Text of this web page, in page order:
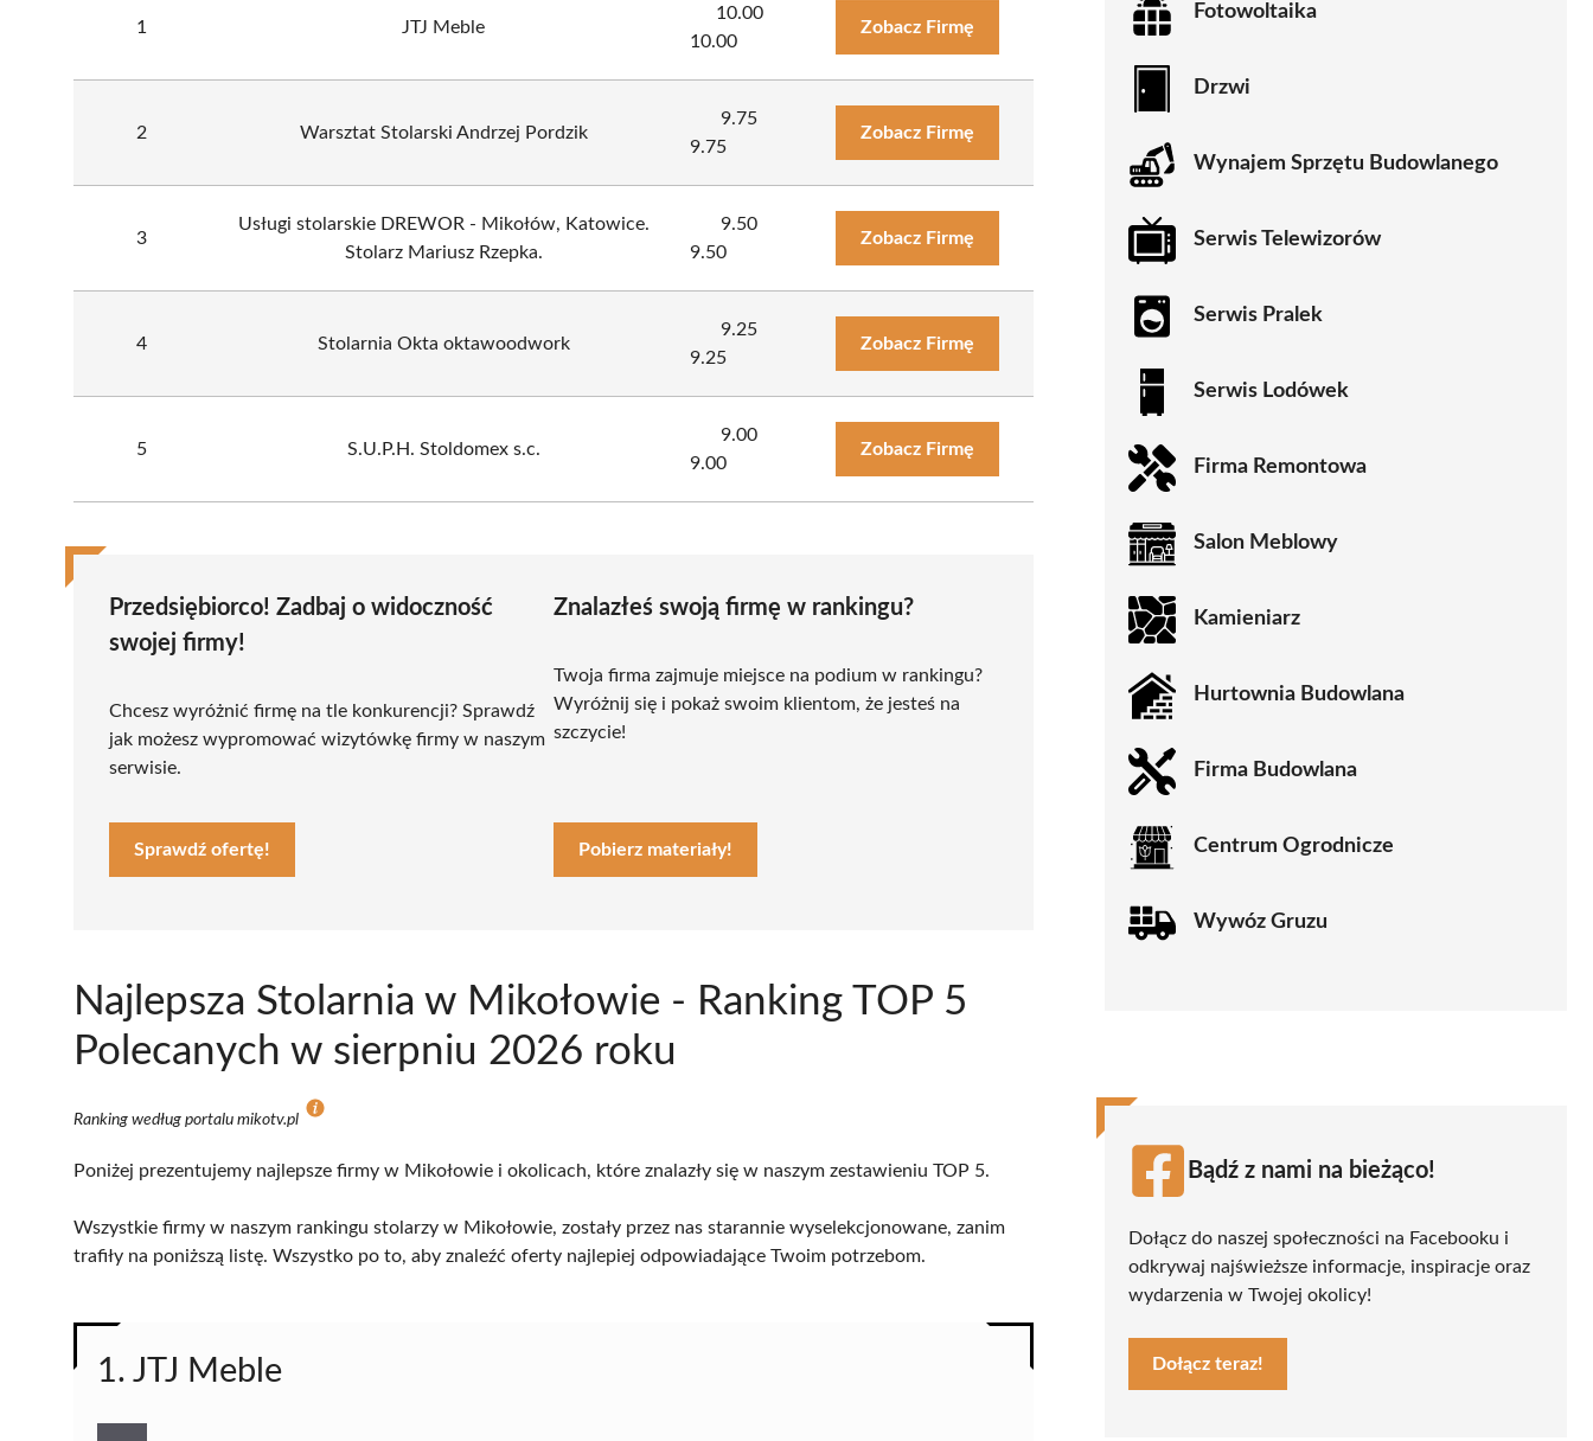
1 JTJ Meble
10.00
10.00
Zobacz Firmę
2 Warsztat Stolarski Andrzej Pordzik
9.75
9.75
Zobacz Firmę
3
Usługi stolarskie DREWOR - Mikołów, Katowice.
Stolarz Mariusz Rzepka.
9.50
9.50
Zobacz Firmę
4 Stolarnia Okta oktawoodwork
9.25
9.25
Zobacz Firmę
5 S.U.P.H. Stoldomex s.c.
9.00
9.00
Zobacz Firmę
Przedsiębiorco! Zadbaj o widoczność
swojej firmy!
Chcesz wyróżnić firmę na tle konkurencji? Sprawdź
jak możesz wypromować wizytówkę firmy w naszym
serwisie.
Sprawdź ofertę!
Znalazłeś swoją firmę w rankingu?
Twoja firma zajmuje miejsce na podium w rankingu?
Wyróżnij się i pokaż swoim klientom, że jesteś na
szczycie!
Pobierz materiały!
Najlepsza Stolarnia w Mikołowie - Ranking TOP 5
Polecanych w sierpniu 2026 roku
Ranking według portalu mikotv.pl
Poniżej prezentujemy najlepsze firmy w Mikołowie i okolicach, które znalazły się w naszym zestawieniu TOP 5.
Wszystkie firmy w naszym rankingu stolarzy w Mikołowie, zostały przez nas starannie wyselekcjonowane, zanim
trafiły na poniższą listę. Wszystko po to, aby znaleźć oferty najlepiej odpowiadające Twoim potrzebom.
1. JTJ Meble
Fotowoltaika
Drzwi
Wynajem Sprzętu Budowlanego
Serwis Telewizorów
Serwis Pralek
Serwis Lodówek
Firma Remontowa
Salon Meblowy
Kamieniarz
Hurtownia Budowlana
Firma Budowlana
Centrum Ogrodnicze
Wywóz Gruzu
Bądź z nami na bieżąco!
Dołącz do naszej społeczności na Facebooku i
odkrywaj najświeższe informacje, inspiracje oraz
wydarzenia w Twojej okolicy!
Dołącz teraz!